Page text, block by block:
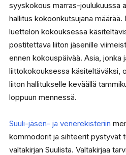
syyskokous marras-joulukuussa
hallitus kokoonkutsujana
luettelon kokouksessa
postitettava liiton jäsenille
ennen kokouspäivää. Asia, jonka
liittokokouksessa käsiteltäväksi,
liiton hallitukselle keväällä
loppuun mennessä.
Suuli-jäsen- ja venerekisteriin
kommodorit ja sihteerit pystyvät
valtakirjan Suulista. Valtakirjaa